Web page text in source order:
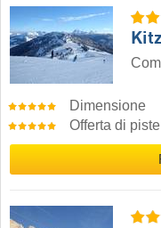
Dimensione
Offerta di piste